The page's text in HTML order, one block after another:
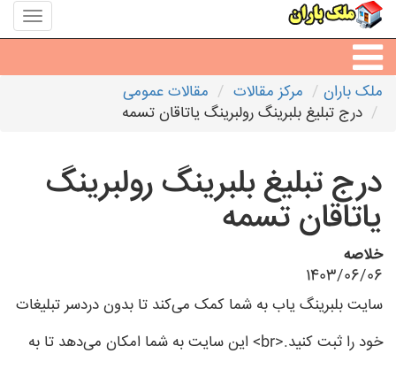
منوی
باران
مشاورین املاک
مشاور املاک شهرها
ملک باران مرکز مقالات
مقالات عمومی
درج تبلیغ بلبرینگ رولبرینگ یاتاقان تسمه
درج تبلیغ بلبرینگ رولبرینگ
یاتاقان تسمه
خلاصه
1403/06/06
سایت بلبرینگ یاب به شما کمک می‌کند تا بدون دردسر تبلیغات
خود را ثبت کنید.<br> این سایت به شما امکان می‌دهد تا به